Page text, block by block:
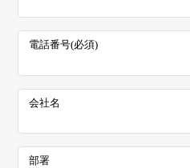
電話番号 必須
会社名
部署